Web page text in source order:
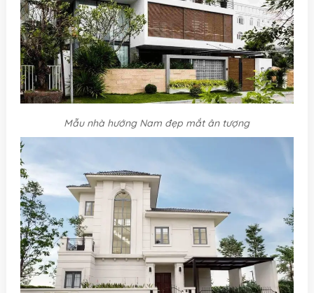
Mẫu nhà hướng Nam đẹp mắt ân tượng